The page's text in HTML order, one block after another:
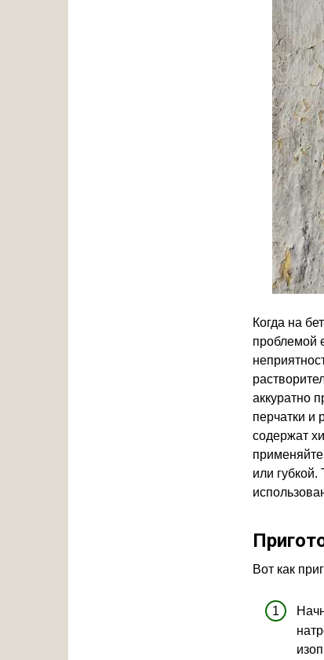
Когда на
проблемой
аккуратно
перчатки и
содержат
применяйте
или губкой.
Вот как